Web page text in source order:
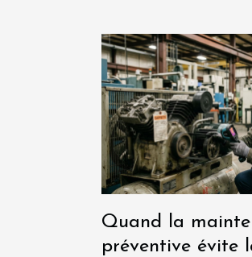
Quand la
préventive évite